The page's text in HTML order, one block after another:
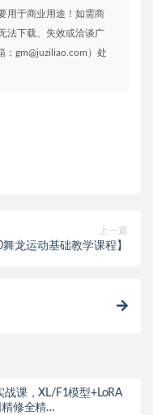
用于商业用途！如需商
法下载、失效或洽谈广
gm@juziliao.com）处
上一篇
舞龙运动基础教学课程】
战课，XL/F1模型+LoRA
精修全精…